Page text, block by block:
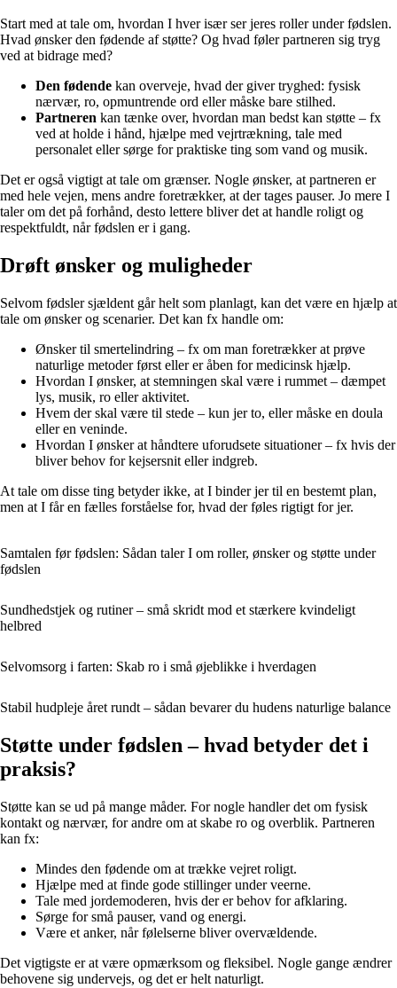
Start med at tale om, hvordan I hver især ser jeres roller under fødslen.
Hvad ønsker den fødende af støtte? Og hvad føler partneren sig tryg
ved at bidrage med?
Den fødende kan overveje, hvad der giver tryghed: fysisk
nærvær, ro, opmuntrende ord eller måske bare stilhed.
Partneren kan tænke over, hvordan man bedst kan støtte – fx
ved at holde i hånd, hjælpe med vejrtrækning, tale med
personalet eller sørge for praktiske ting som vand og musik.
Det er også vigtigt at tale om grænser. Nogle ønsker, at partneren er
med hele vejen, mens andre foretrækker, at der tages pauser. Jo mere I
taler om det på forhånd, desto lettere bliver det at handle roligt og
respektfuldt, når fødslen er i gang.
Drøft ønsker og muligheder
Selvom fødsler sjældent går helt som planlagt, kan det være en hjælp at
tale om ønsker og scenarier. Det kan fx handle om:
Ønsker til smertelindring – fx om man foretrækker at prøve
naturlige metoder først eller er åben for medicinsk hjælp.
Hvordan I ønsker, at stemningen skal være i rummet – dæmpet
lys, musik, ro eller aktivitet.
Hvem der skal være til stede – kun jer to, eller måske en doula
eller en veninde.
Hvordan I ønsker at håndtere uforudsete situationer – fx hvis der
bliver behov for kejsersnit eller indgreb.
At tale om disse ting betyder ikke, at I binder jer til en bestemt plan,
men at I får en fælles forståelse for, hvad der føles rigtigt for jer.
Samtalen før fødslen: Sådan taler I om roller, ønsker og støtte under
fødslen
Sundhedstjek og rutiner – små skridt mod et stærkere kvindeligt
helbred
Selvomsorg i farten: Skab ro i små øjeblikke i hverdagen
Stabil hudpleje året rundt – sådan bevarer du hudens naturlige balance
Støtte under fødslen – hvad betyder det i
praksis?
Støtte kan se ud på mange måder. For nogle handler det om fysisk
kontakt og nærvær, for andre om at skabe ro og overblik. Partneren
kan fx:
Mindes den fødende om at trække vejret roligt.
Hjælpe med at finde gode stillinger under veerne.
Tale med jordemoderen, hvis der er behov for afklaring.
Sørge for små pauser, vand og energi.
Være et anker, når følelserne bliver overvældende.
Det vigtigste er at være opmærksom og fleksibel. Nogle gange ændrer
behovene sig undervejs, og det er helt naturligt.